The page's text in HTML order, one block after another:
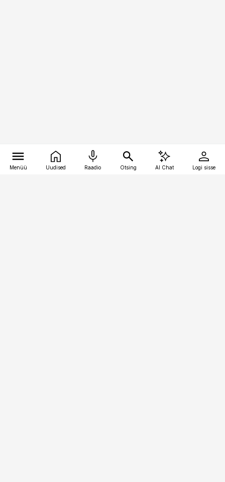
Menüü Uudised Raadio Otsing AI Chat Logi sisse